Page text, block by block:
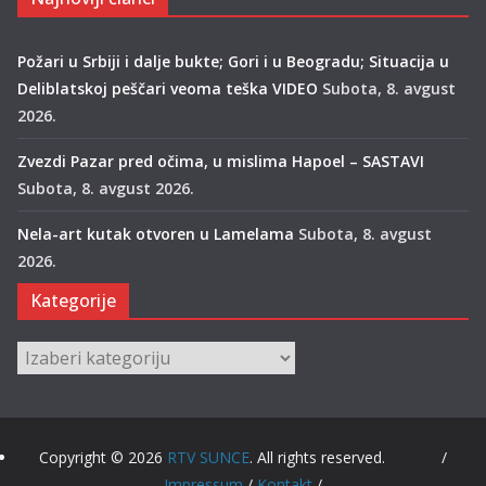
Požari u Srbiji i dalje bukte; Gori i u Beogradu; Situacija u
Deliblatskoj peščari veoma teška VIDEO Subota, 8. avgust
2026.
Zvezdi Pazar pred očima, u mislima Hapoel – SASTAVI
Subota, 8. avgust 2026.
Nela-art kutak otvoren u Lamelama Subota, 8. avgust
2026.
Kategorije
Kategorije
Copyright © 2026 RTV SUNCE. All rights reserved. /